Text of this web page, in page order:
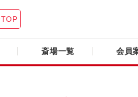
斎場一覧 会員